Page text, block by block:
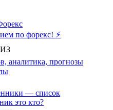
по форекс! ⚡
аналитика, прогнозы
— список
это кто?